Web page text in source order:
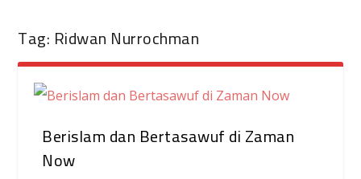
Tag: Ridwan Nurrochman
Berislam dan Bertasawuf di Zaman
Now